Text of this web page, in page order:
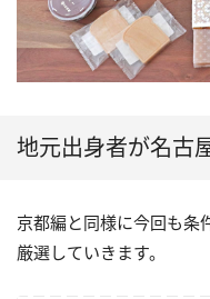
地元出身者が名古
京都編と同様に今回も条
厳選していきます。